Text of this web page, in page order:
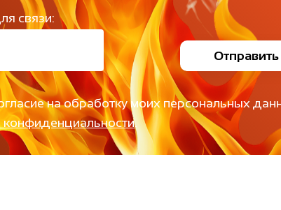
связи:
Отправить
на обработку моих персональных
конфиденциальности.